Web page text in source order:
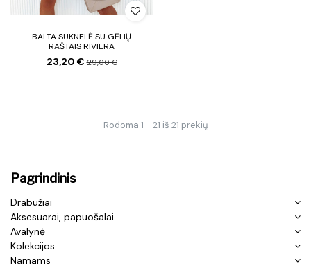
BALTA SUKNELĖ SU GĖLIŲ
RAŠTAIS RIVIERA
23,20 €29,00 €
Rodoma 1 - 21 iš 21 prekių
Pagrindinis
Drabužiai
Aksesuarai, papuošalai
Avalynė
Kolekcijos
Namams